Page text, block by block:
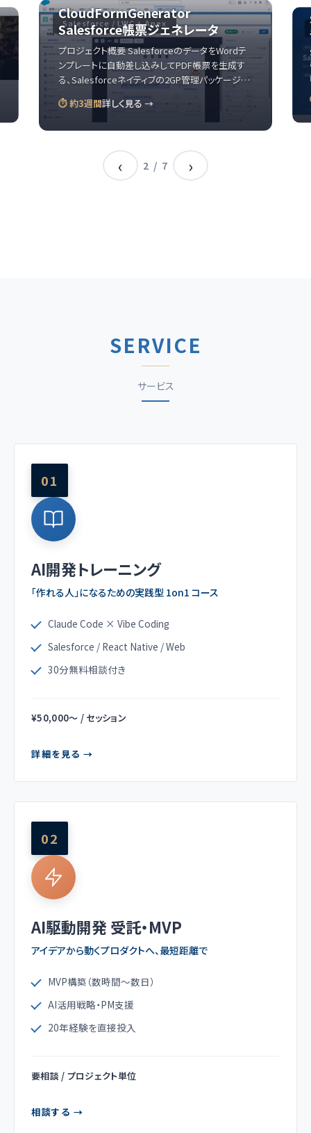
Salesforce / LWC + Apex
CloudFormGenerator
Salesforce帳票ジェネレータ
プロジェクト概要 SalesforceのデータをWordテ
ンプレートに自動差し込みしてPDF帳票を生成す
る、Salesforceネイティブの2GP管理パッケージ…
⏱ 約3週間詳しく見る →
‹ 2 / 7 ›
SERVICE
サービス
01
AI開発トレーニング
「作れる人」になるための実践型 1on1 コース
Claude Code × Vibe Coding
Salesforce / React Native / Web
30分無料相談付き
¥50,000〜 / セッション
詳細を見る →
02
AI駆動開発 受託・MVP
アイデアから動くプロダクトへ、最短距離で
MVP構築（数時間〜数日）
AI活用戦略・PM支援
20年経験を直接投入
要相談 / プロジェクト単位
相談する →